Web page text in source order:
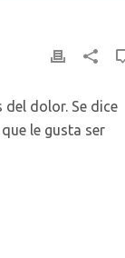
del dolor. Se dice
le gusta ser